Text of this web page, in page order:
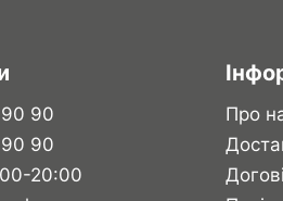
90
90
20:00
Про